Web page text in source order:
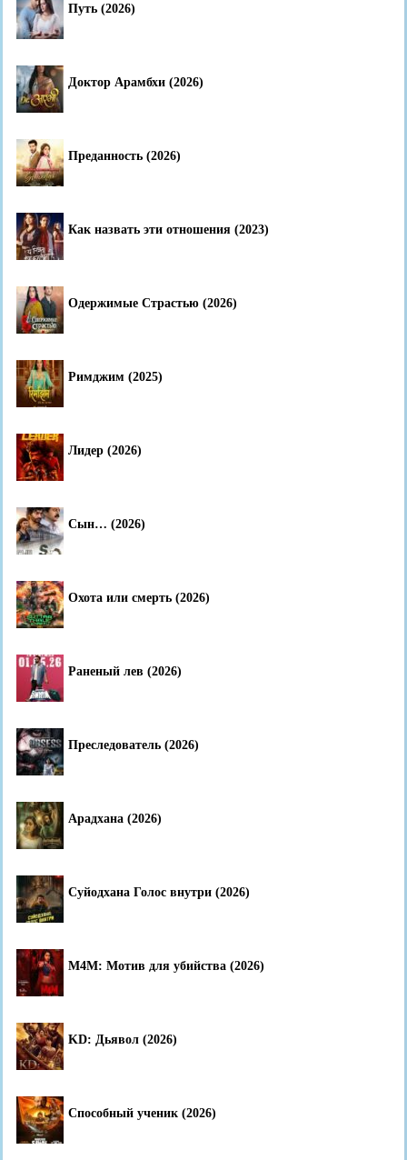
Путь (2026)
Доктор Арамбхи (2026)
Преданность (2026)
Как назвать эти отношения (2023)
Одержимые Страстью (2026)
Римджим (2025)
Лидер (2026)
Сын… (2026)
Охота или смерть (2026)
Раненый лев (2026)
Преследователь (2026)
Арадхана (2026)
Суйодхана Голос внутри (2026)
M4M: Мотив для убийства (2026)
KD: Дьявол (2026)
Способный ученик (2026)